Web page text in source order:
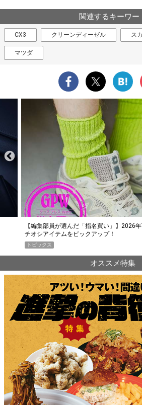
関連するキーワー
CX3 クリーンディーゼル ス
マツダ
「買って損なし」の極上スマホ5選【
AWARD】
トピックス
オススメ特集